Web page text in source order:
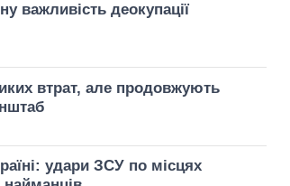
важливість деокупації
втрат, але продовжують
удари ЗСУ по місцях